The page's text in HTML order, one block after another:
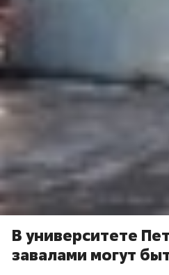
В университете
завалами могут